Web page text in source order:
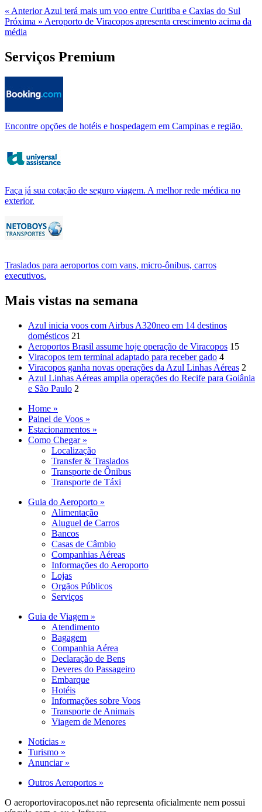
« AnteriorAzul terá mais um voo entre Curitiba e Caxias do Sul
Próxima » Aeroporto de Viracopos apresenta crescimento acima da
média
Serviços Premium
Encontre opções de hotéis e hospedagem em Campinas e região.
Faça já sua cotação de seguro viagem. A melhor rede médica no
exterior.
Traslados para aeroportos com vans, micro-ônibus, carros
executivos.
Mais vistas na semana
Azul inicia voos com Airbus A320neo em 14 destinos
domésticos 21
Aeroportos Brasil assume hoje operação de Viracopos 15
Viracopos tem terminal adaptado para receber gado 4
Viracopos ganha novas operações da Azul Linhas Aéreas 2
Azul Linhas Aéreas amplia operações do Recife para Goiânia
e São Paulo 2
Home »
Painel de Voos »
Estacionamentos »
Como Chegar »
Localização
Transfer & Traslados
Transporte de Ônibus
Transporte de Táxi
Guia do Aeroporto »
Alimentação
Aluguel de Carros
Bancos
Casas de Câmbio
Companhias Aéreas
Informações do Aeroporto
Lojas
Orgãos Públicos
Serviços
Guia de Viagem »
Atendimento
Bagagem
Companhia Aérea
Declaração de Bens
Deveres do Passageiro
Embarque
Hotéis
Informações sobre Voos
Transporte de Animais
Viagem de Menores
Notícias »
Turismo »
Anunciar »
Outros Aeroportos »
O aeroportoviracopos.net não representa oficialmente nem possui